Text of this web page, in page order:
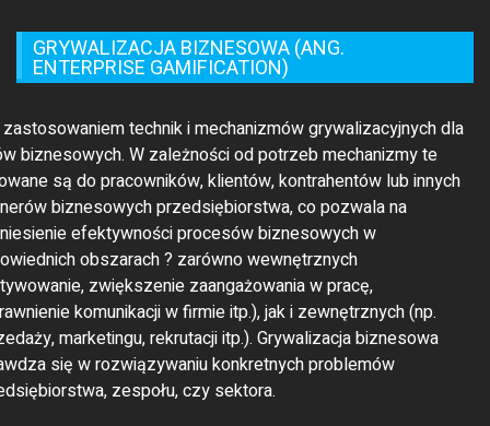
GRYWALIZACJA BIZNESOWA (ANG.
ENTERPRISE GAMIFICATION)
technik i mechanizmów grywalizacyjnych dla
biznesowych. W zależności od potrzeb mechanizmy te
są do pracowników, klientów, kontrahentów lub innych
biznesowych przedsiębiorstwa, co pozwala na
efektywności procesów biznesowych w
obszarach ? zarówno wewnętrznych
zwiększenie zaangażowania w pracę,
komunikacji w firmie itp.), jak i zewnętrznych (np.
marketingu, rekrutacji itp.). Grywalizacja biznesowa
się w rozwiązywaniu konkretnych problemów
zespołu, czy sektora.